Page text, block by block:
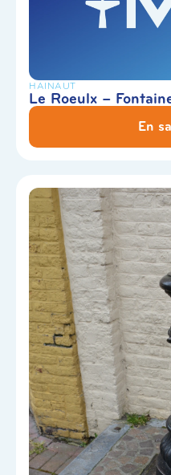
HAINAUT
Le Roeulx –
En